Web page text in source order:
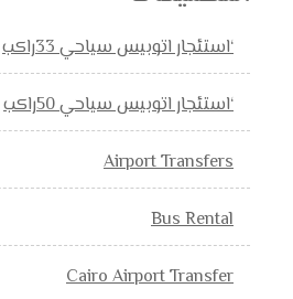
‘استئجار اتوبيس سياحي 33راكب
‘استئجار اتوبيس سياحي 50راكب
Airport Transfers
Bus Rental
Cairo Airport Transfer